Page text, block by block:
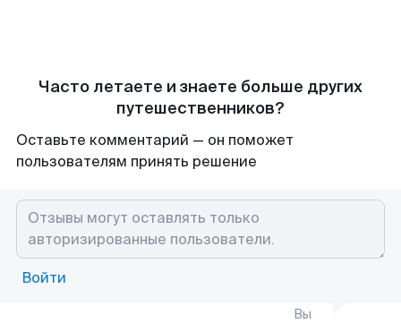
Часто летаете и знаете больше других
путешественников?
Оставьте комментарий — он поможет
пользователям принять решение
Войти
Вы